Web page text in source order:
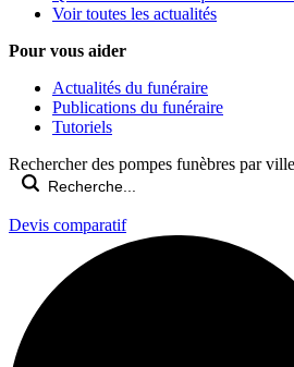
Voir toutes les actualités
Pour vous aider
Actualités du funéraire
Publications du funéraire
Tutoriels
Rechercher des pompes funèbres par
Devis comparatif